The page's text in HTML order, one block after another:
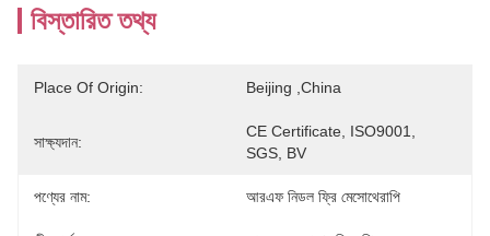
বিস্তারিত তথ্য
Place Of Origin: Beijing ,china
সাক্ষ্যদান:
CE Certificate, ISO9001,
SGS, BV
পণ্যের নাম: আরএফ নিডল ফ্রি মেসোথেরাপি